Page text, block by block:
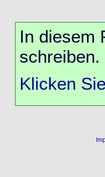
In diesem
schreiben.
Klicken